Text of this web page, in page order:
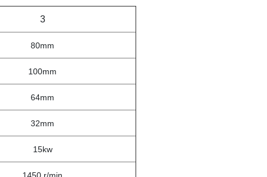
3
80mm
100mm
64mm
32mm
15kw